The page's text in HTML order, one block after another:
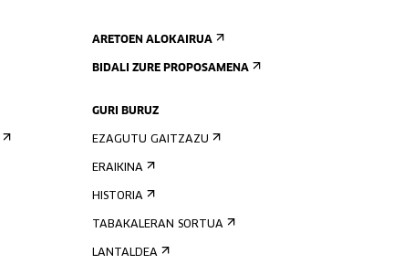
ARETOEN ALOKAIRUA
BIDALI ZURE PROPOSAMENA
GURI BURUZ
EZAGUTU GAITZAZU
ERAIKINA
HISTORIA
TABAKALERAN SORTUA
LANTALDEA